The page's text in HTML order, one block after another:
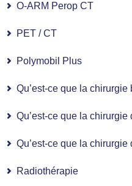
O-ARM Perop CT
PET / CT
Polymobil Plus
Qu’est-ce que la chirurgie bariatrique
Qu’est-ce que la chirurgie de remplacement de la
Qu’est-ce que la chirurgie de remplacement du
Radiothérapie